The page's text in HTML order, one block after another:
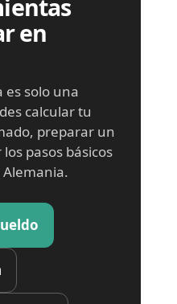
en
solo una
calcular tu
preparar un
pasos básicos